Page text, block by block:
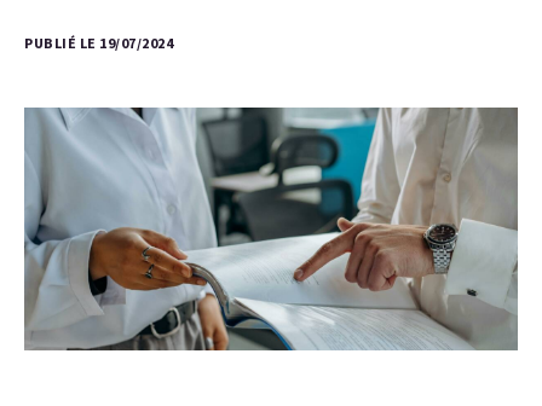
PUBLIÉ LE 19/07/2024